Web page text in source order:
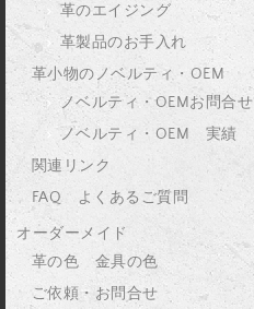
革のエイジング
革製品のお手入れ
革小物のノベルティ・OEM
ノベルティ・OEMお問合せ
ノベルティ・OEM 実績
関連リンク
FAQ よくあるご質問
オーダーメイド
革の色 金具の色
ご依頼・お問合せ